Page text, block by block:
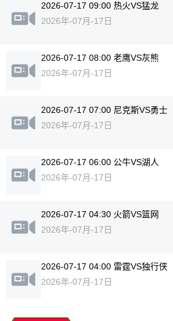
2026-07-17 09:00 热火VS猛龙
2026年-07月-17日
2026-07-17 08:00 老鹰VS灰熊
2026年-07月-17日
2026-07-17 07:00 尼克斯VS勇士
2026年-07月-17日
2026-07-17 06:00 公牛VS湖人
2026年-07月-17日
2026-07-17 04:30 火箭VS篮网
2026年-07月-17日
2026-07-17 04:00 雷霆VS独行侠
2026年-07月-17日